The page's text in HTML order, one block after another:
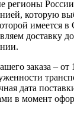
регионы
которую
имеется
доставку
заказа – от
дата
в момент